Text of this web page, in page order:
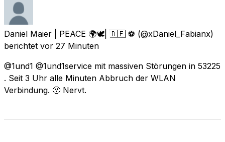
Daniel Maier | PEACE 🌍🕊| 🇩🇪 ⚽️ (@xDaniel_Fabianx)
berichtet vor 27 Minuten
@1und1 @1und1service mit massiven Störungen in 53225
. Seit 3 Uhr alle Minuten Abbruch der WLAN
Verbindung. 🤬 Nervt.